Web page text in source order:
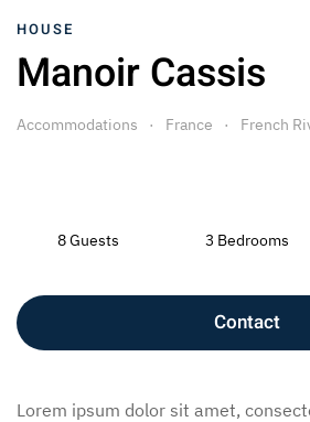
HOUSE
Manoir Cassis
Accommodations France French
8 Guests 3 Bedrooms
Contact
Lorem ipsum dolor sit amet,